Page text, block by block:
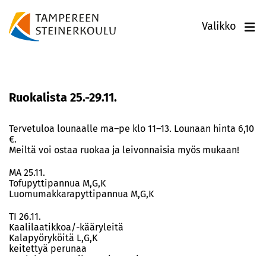
Valikko
Ruokalista 25.-29.11.
Tervetuloa lounaalle ma–pe klo 11–13. Lounaan hinta 6,10
€.
Meiltä voi ostaa ruokaa ja leivonnaisia myös mukaan!
MA 25.11.
Tofupyttipannua M,G,K
Luomumakkarapyttipannua M,G,K
TI 26.11.
Kaalilaatikkoa/-kääryleitä
Kalapyöryköitä L,G,K
keitettyä perunaa